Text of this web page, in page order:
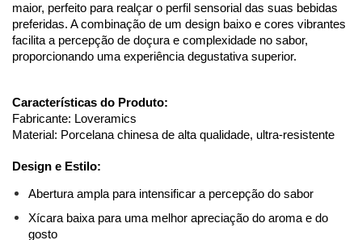
maior, perfeito para realçar o perfil sensorial das suas bebidas
preferidas. A combinação de um design baixo e cores vibrantes
facilita a percepção de doçura e complexidade no sabor,
proporcionando uma experiência degustativa superior.
Características do Produto:
Fabricante: Loveramics
Material: Porcelana chinesa de alta qualidade, ultra-resistente
Design e Estilo:
Abertura ampla para intensificar a percepção do sabor
Xícara baixa para uma melhor apreciação do aroma e do
gosto